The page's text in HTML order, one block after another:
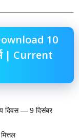
10
| Current
दिवस — 9 दिसंबर